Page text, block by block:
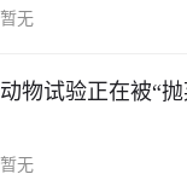
暂无
动物试验正在被“
暂无